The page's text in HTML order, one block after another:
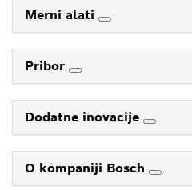
Merni alati
Pribor
Dodatne inovacije
O kompaniji Bosch